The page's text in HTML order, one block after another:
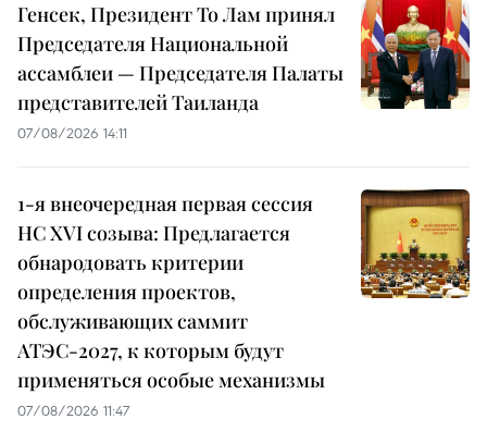
Генсек, Президент То Лам принял
Председателя Национальной
ассамблеи — Председателя Палаты
представителей Таиланда
07/08/2026 14:11
1-я внеочередная первая сессия
НС XVI созыва: Предлагается
обнародовать критерии
определения проектов,
обслуживающих саммит
АТЭС-2027, к которым будут
применяться особые механизмы
07/08/2026 11:47